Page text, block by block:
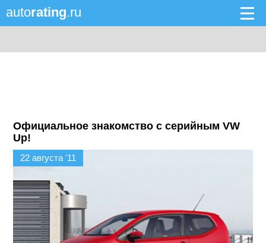
autorating.ru
Официальное знакомство с серийным VW
Up!
22 августа '11